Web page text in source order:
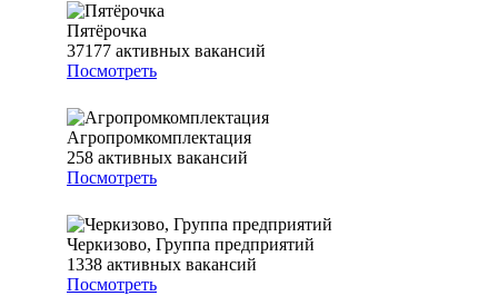
Пятёрочка
37177 активных вакансий
Посмотреть
Агропромкомплектация
258 активных вакансий
Посмотреть
Черкизово, Группа предприятий
1338 активных вакансий
Посмотреть